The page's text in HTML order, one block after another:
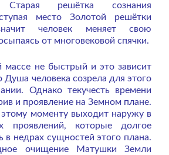
решётка сознания
место Золотой решётки
человек меняет свою
от многовековой спячки.
массе не быстрый и это зависит
Душа человека созрела для этого
Однако текучесть времени
и проявление на Земном плане.
этому моменту выходит наружу в
проявлений, которые долгое
в недрах сущностей этого плана.
очищение Матушки Земли